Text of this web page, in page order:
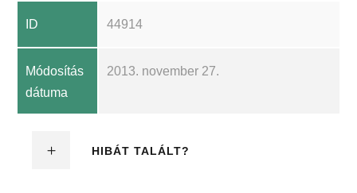
ID 44914
Módosítás
dátuma
2013. november 27.
HIBÁT TALÁLT?